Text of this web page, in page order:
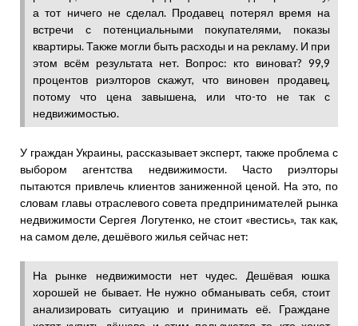
а тот ничего не сделал. Продавец потерял время на
встречи с потенциальными покупателями, показы
квартиры. Также могли быть расходы и на рекламу. И при
этом всём результата нет. Вопрос: кто виноват? 99,9
процентов риэлторов скажут, что виновен продавец,
потому что цена завышена, или что-то не так с
недвижимостью.
У граждан Украины, рассказывает эксперт, также проблема с
выбором агентства недвижимости. Часто риэлторы
пытаются привлечь клиентов заниженной ценой. На это, по
словам главы отраслевого совета предпринимателей рынка
недвижимости Сергея Логутенко, не стоит «вестись», так как,
на самом деле, дешёвого жилья сейчас нет:
На рынке недвижимости нет чудес. Дешёвая юшка
хорошей не бывает. Не нужно обманывать себя, стоит
анализировать ситуацию и принимать её. Граждане